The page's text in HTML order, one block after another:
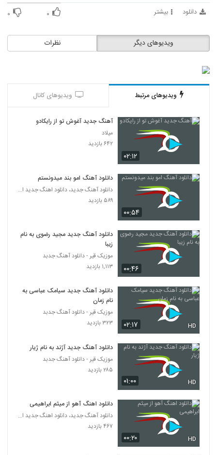
74
77
Ali Najafi Dracula
۱۹۶ بازدید
آهنگ مهران راد بنام Sevgilim
۱۹۲ بازدید
موزیک زیبای دولدور از مهدی رجبی
80
Hamed Ataei Akharin Aks
۲۰۱ بازدید
امین قباد آهنگ دوتاییا
۲۱۱ بازدید
آهنگ بغضم شکست از پارسا متین(پاپ)
83
۲۰۴ بازدید
84
آهنگ جلیل جمدار بنام بی انصاف
۲۰۵ بازدید
عابد طهماسبی آهنگ چتر
دانلود بیشتر ۰ ۰
نظرات ویدیوهای دیگر
ویدیوهای مرتبط ویدیوهای کانال
۰۲:۱۲
آهنگ جدید آغوش تو از رایکادو
میلاد
۶۴۲ بازدید
۰۰:۵۴
دانلود آهنگ امو بند میدونستم
دانلود آهنگ جدید، دانلود اهنگ جدید ایرانی
۵۸۹ بازدید
۰۰:۴۶
دانلود آهنگ جدید مجید رضوی به نام
زیبا
موزیک قیر - دانلود آهنگ جدبد
۱,۱۱۳ بازدید
۰۲:۱۷ HD
دانلود آهنگ جدید سیامک عباسی به
نام زمان
موزیک قیر - دانلود آهنگ جدبد
۳۲۳ بازدید
۰۱:۰۰ HD
دانلود آهنگ جدید آژند به نام ژیار
موزیک قیر - دانلود آهنگ جدبد
۲۸۵ بازدید
۰۰:۲۰ HD
دانلود اهنگ آهو از میثم ابراهیمی
دانلود آهنگ جدید، دانلود اهنگ جدید ایرانی
۴۶۷ بازدید